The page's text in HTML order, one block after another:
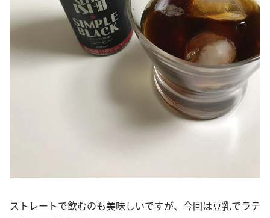
ストレートで飲むのも美味しいですが、今回は豆乳でラテ